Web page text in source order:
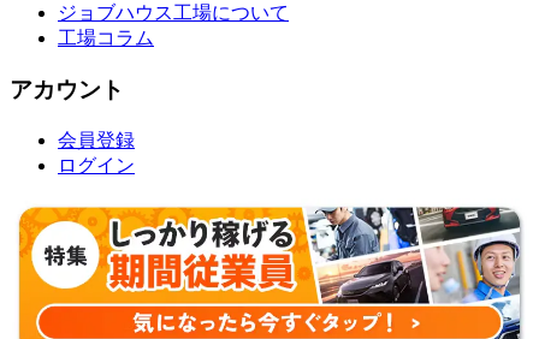
ジョブハウス工場について
工場コラム
アカウント
会員登録
ログイン